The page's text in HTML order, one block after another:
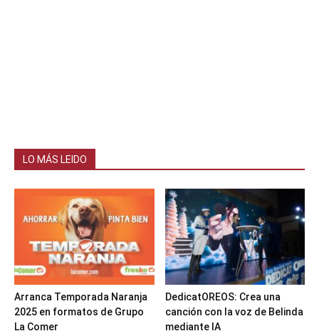
LO MÁS LEIDO
Arranca Temporada Naranja
2025 en formatos de Grupo
La Comer
DedicatOREOS: Crea una
canción con la voz de Belinda
mediante IA